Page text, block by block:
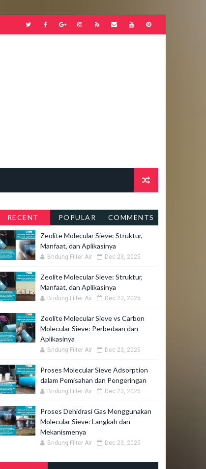
RECENT POPULAR COMMENTS
Zeolite Molecular Sieve: Struktur,
Manfaat, dan Aplikasinya
Bndung Filter Air Dec 23, 2025
Zeolite Molecular Sieve: Struktur,
Manfaat, dan Aplikasinya
Bndung Filter Air Dec 23, 2025
Zeolite Molecular Sieve vs Carbon
Molecular Sieve: Perbedaan dan
Aplikasinya
Bndung Filter Air Dec 23, 2025
Proses Molecular Sieve Adsorption
dalam Pemisahan dan Pengeringan
Bndung Filter Air Dec 23, 2025
Proses Dehidrasi Gas Menggunakan
Molecular Sieve: Langkah dan
Mekanismenya
Bndung Filter Air Dec 23, 2025